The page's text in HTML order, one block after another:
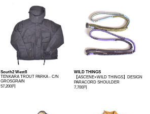
South2 West8
TENKARA TROUT PARKA - C/N
GROSGRAIN
57,200円
WILD THINGS
【ASCENE×WILD THINGS】DESIGN
PARACORD SHOULDER
7,700円